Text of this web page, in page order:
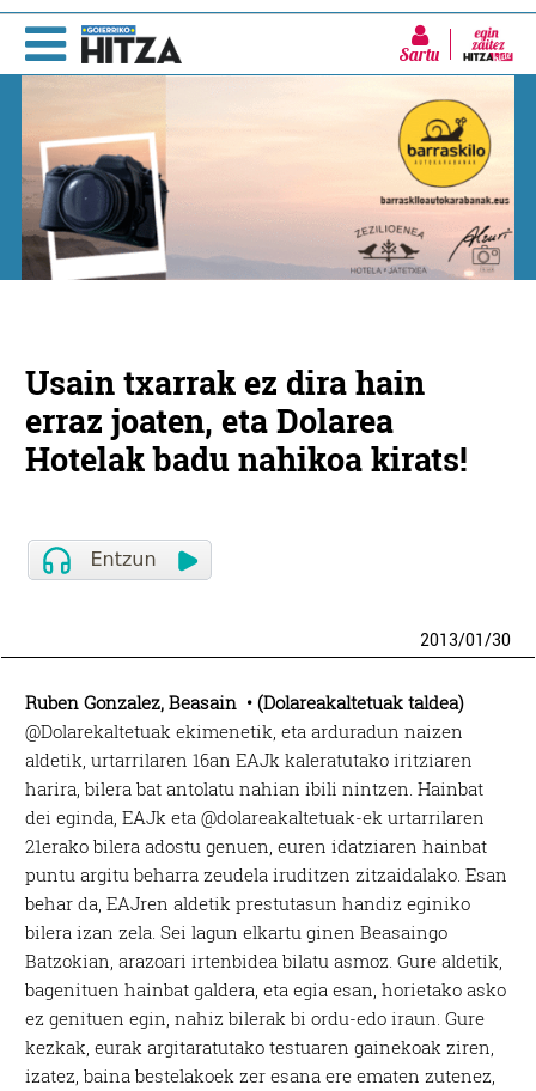
Sartu
Usain txarrak ez dira hain
erraz joaten, eta Dolarea
Hotelak badu nahikoa kirats!
2013/01/30
Ruben Gonzalez, Beasain • (Dolareakaltetuak taldea)
@Dolarekaltetuak ekimenetik, eta arduradun naizen
aldetik, urtarrilaren 16an EAJk kaleratutako iritziaren
harira, bilera bat antolatu nahian ibili nintzen. Hainbat
dei eginda, EAJk eta @dolareakaltetuak-ek urtarrilaren
21erako bilera adostu genuen, euren idatziaren hainbat
puntu argitu beharra zeudela iruditzen zitzaidalako. Esan
behar da, EAJren aldetik prestutasun handiz eginiko
bilera izan zela. Sei lagun elkartu ginen Beasaingo
Batzokian, arazoari irtenbidea bilatu asmoz. Gure aldetik,
bagenituen hainbat galdera, eta egia esan, horietako asko
ez genituen egin, nahiz bilerak bi ordu-edo iraun. Gure
kezkak, eurak argitaratutako testuaren gainekoak ziren,
izatez, baina bestelakoek zer esana ere ematen zutenez,